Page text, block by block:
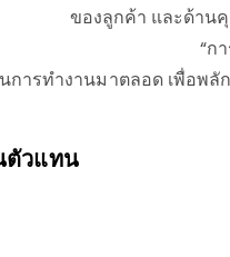
ของลูกค้า และด้าน
“ก
การทำงานมาตลอด เพื่อพ
ตัวแทน